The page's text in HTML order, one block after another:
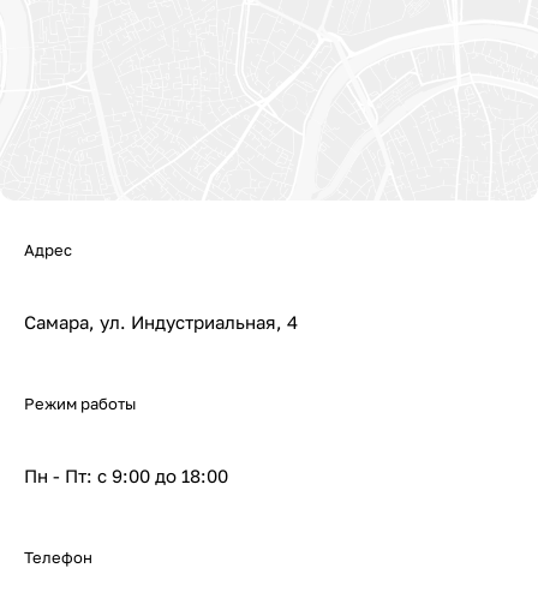
Адрес
Самара, ул. Индустриальная, 4
Режим работы
Пн - Пт: с 9:00 до 18:00
Телефон